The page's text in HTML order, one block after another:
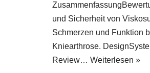
und Sicherheit von
Schmerzen und Funktion
Kniearthrose.
Review… Weiterlesen »